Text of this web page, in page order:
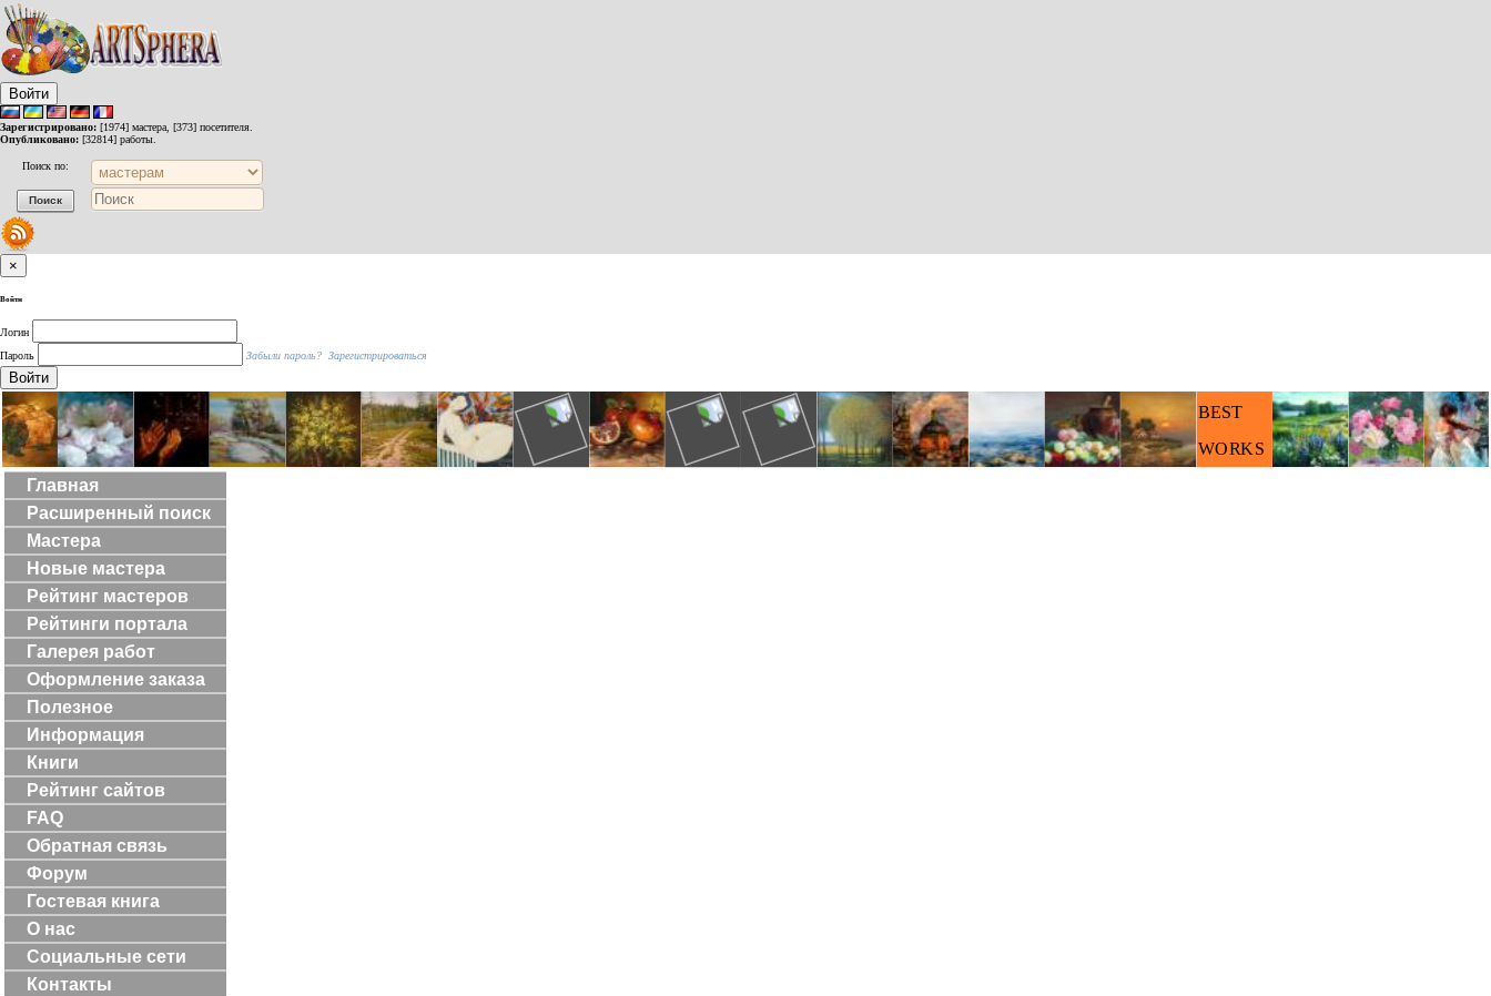
Войти
Зарегистрировано: [1974] мастера, [373] посетителя.
Опубликовано: [32814] работы.
Поиск по:
×
Войти
Логин
Пароль
Забыли пароль? Зарегистрироваться
Войти
BEST
WORKS
Главная
Расширенный поиск
Мастера
Новые мастера
Рейтинг мастеров
Рейтинги портала
Галерея работ
Оформление заказа
Полезное
Информация
Книги
Рейтинг сайтов
FAQ
Обратная связь
Форум
Гостевая книга
О нас
Социальные сети
Контакты